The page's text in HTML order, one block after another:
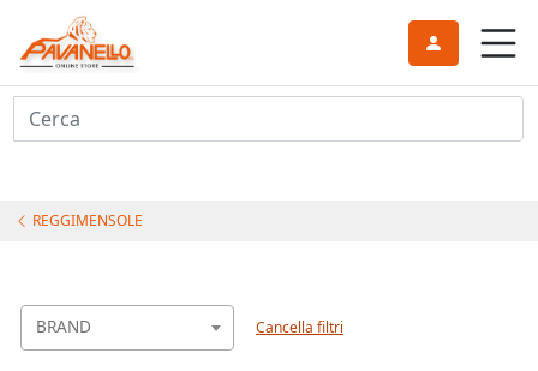
Cerca
REGGIMENSOLE
BRAND Cancella filtri